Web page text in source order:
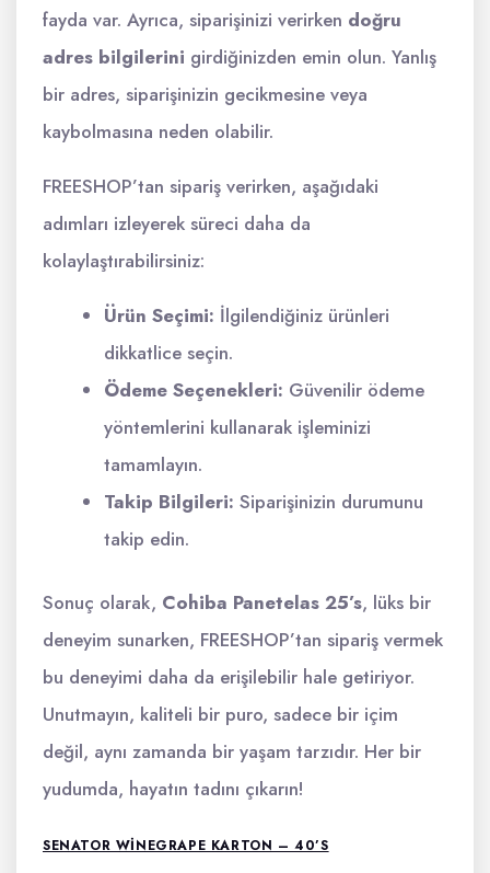
fayda var. Ayrıca, siparişinizi verirken doğru
adres bilgilerini girdiğinizden emin olun. Yanlış
bir adres, siparişinizin gecikmesine veya
kaybolmasına neden olabilir.
FREESHOP’tan sipariş verirken, aşağıdaki
adımları izleyerek süreci daha da
kolaylaştırabilirsiniz:
Ürün Seçimi: İlgilendiğiniz ürünleri
dikkatlice seçin.
Ödeme Seçenekleri: Güvenilir ödeme
yöntemlerini kullanarak işleminizi
tamamlayın.
Takip Bilgileri: Siparişinizin durumunu
takip edin.
Sonuç olarak, Cohiba Panetelas 25’s, lüks bir
deneyim sunarken, FREESHOP’tan sipariş vermek
bu deneyimi daha da erişilebilir hale getiriyor.
Unutmayın, kaliteli bir puro, sadece bir içim
değil, aynı zamanda bir yaşam tarzıdır. Her bir
yudumda, hayatın tadını çıkarın!
SENATOR WINEGRAPE KARTON – 40’S